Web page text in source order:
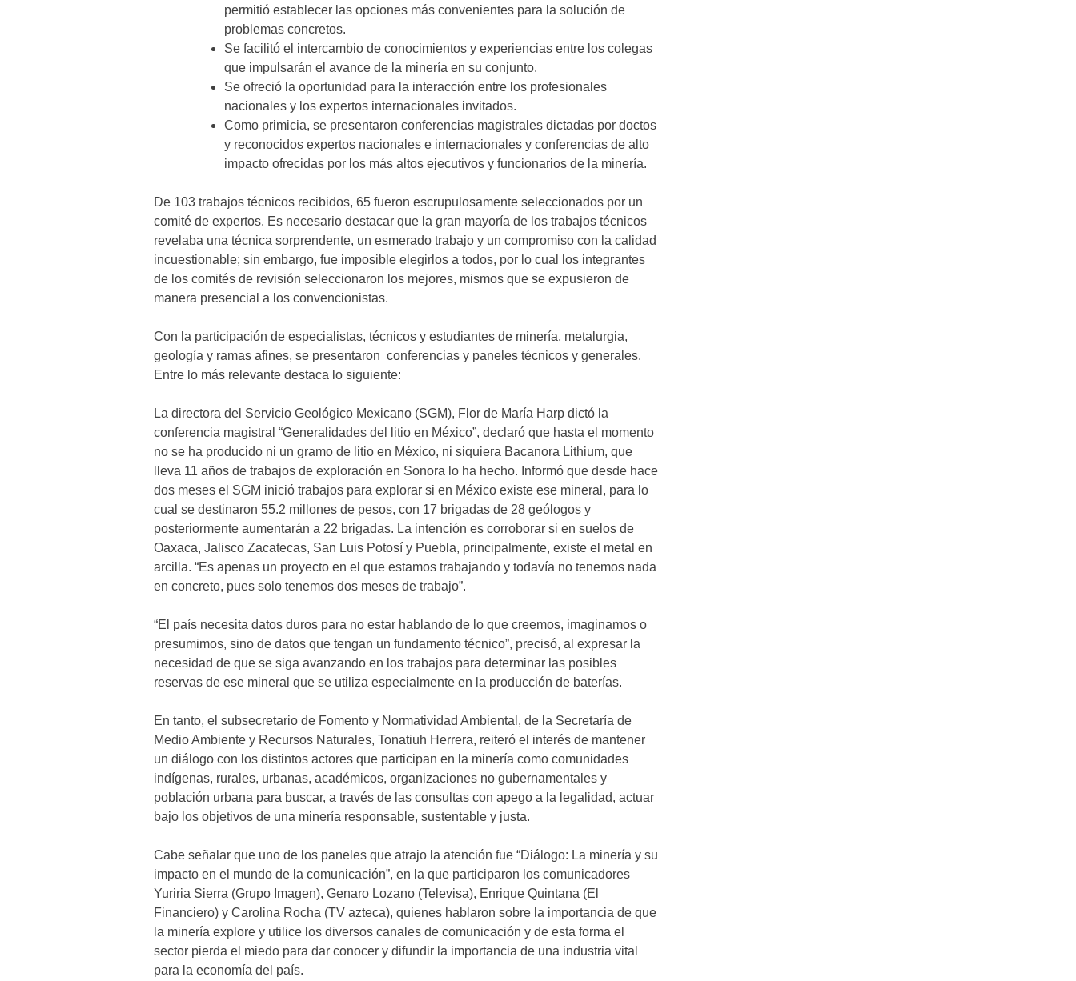
permitió establecer las opciones más convenientes para la solución de
problemas concretos.
Se facilitó el intercambio de conocimientos y experiencias entre los colegas
que impulsarán el avance de la minería en su conjunto.
Se ofreció la oportunidad para la interacción entre los profesionales
nacionales y los expertos internacionales invitados.
Como primicia, se presentaron conferencias magistrales dictadas por doctos
y reconocidos expertos nacionales e internacionales y conferencias de alto
impacto ofrecidas por los más altos ejecutivos y funcionarios de la minería.
De 103 trabajos técnicos recibidos, 65 fueron escrupulosamente seleccionados por un
comité de expertos. Es necesario destacar que la gran mayoría de los trabajos técnicos
revelaba una técnica sorprendente, un esmerado trabajo y un compromiso con la calidad
incuestionable; sin embargo, fue imposible elegirlos a todos, por lo cual los integrantes
de los comités de revisión seleccionaron los mejores, mismos que se expusieron de
manera presencial a los convencionistas.
Con la participación de especialistas, técnicos y estudiantes de minería, metalurgia,
geología y ramas afines, se presentaron conferencias y paneles técnicos y generales.
Entre lo más relevante destaca lo siguiente:
La directora del Servicio Geológico Mexicano (SGM), Flor de María Harp dictó la
conferencia magistral “Generalidades del litio en México”, declaró que hasta el momento
no se ha producido ni un gramo de litio en México, ni siquiera Bacanora Lithium, que
lleva 11 años de trabajos de exploración en Sonora lo ha hecho. Informó que desde hace
dos meses el SGM inició trabajos para explorar si en México existe ese mineral, para lo
cual se destinaron 55.2 millones de pesos, con 17 brigadas de 28 geólogos y
posteriormente aumentarán a 22 brigadas. La intención es corroborar si en suelos de
Oaxaca, Jalisco Zacatecas, San Luis Potosí y Puebla, principalmente, existe el metal en
arcilla. “Es apenas un proyecto en el que estamos trabajando y todavía no tenemos nada
en concreto, pues solo tenemos dos meses de trabajo”.
“El país necesita datos duros para no estar hablando de lo que creemos, imaginamos o
presumimos, sino de datos que tengan un fundamento técnico”, precisó, al expresar la
necesidad de que se siga avanzando en los trabajos para determinar las posibles
reservas de ese mineral que se utiliza especialmente en la producción de baterías.
En tanto, el subsecretario de Fomento y Normatividad Ambiental, de la Secretaría de
Medio Ambiente y Recursos Naturales, Tonatiuh Herrera, reiteró el interés de mantener
un diálogo con los distintos actores que participan en la minería como comunidades
indígenas, rurales, urbanas, académicos, organizaciones no gubernamentales y
población urbana para buscar, a través de las consultas con apego a la legalidad, actuar
bajo los objetivos de una minería responsable, sustentable y justa.
Cabe señalar que uno de los paneles que atrajo la atención fue “Diálogo: La minería y su
impacto en el mundo de la comunicación”, en la que participaron los comunicadores
Yuriria Sierra (Grupo Imagen), Genaro Lozano (Televisa), Enrique Quintana (El
Financiero) y Carolina Rocha (TV azteca), quienes hablaron sobre la importancia de que
la minería explore y utilice los diversos canales de comunicación y de esta forma el
sector pierda el miedo para dar conocer y difundir la importancia de una industria vital
para la economía del país.